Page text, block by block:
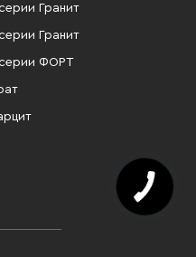
Гранит
Гранит
ФОРТ